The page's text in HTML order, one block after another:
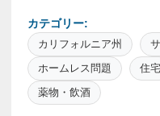
カテゴリー:
カリフォルニア州
ホームレス問題
住宅
薬物・飲酒